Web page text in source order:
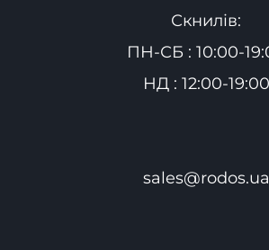
Скнилів:
ПН-СБ : 10:00-
НД : 12:00-19:00
sales@rodos.ua